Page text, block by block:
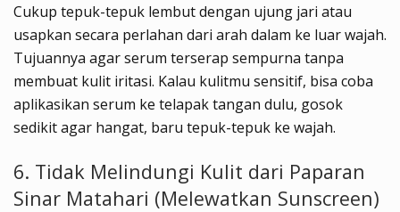
Cukup tepuk-tepuk lembut dengan ujung jari atau
usapkan secara perlahan dari arah dalam ke luar wajah.
Tujuannya agar serum terserap sempurna tanpa
membuat kulit iritasi. Kalau kulitmu sensitif, bisa coba
aplikasikan serum ke telapak tangan dulu, gosok
sedikit agar hangat, baru tepuk-tepuk ke wajah.
6. Tidak Melindungi Kulit dari Paparan
Sinar Matahari (Melewatkan Sunscreen)